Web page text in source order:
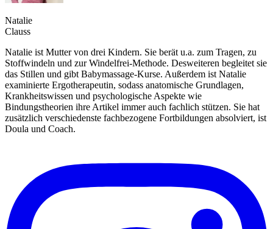
Natalie
Clauss
Natalie ist Mutter von drei Kindern. Sie berät u.a. zum Tragen, zu
Stoffwindeln und zur Windelfrei-Methode. Desweiteren begleitet sie
das Stillen und gibt Babymassage-Kurse. Außerdem ist Natalie
examinierte Ergotherapeutin, sodass anatomische Grundlagen,
Krankheitswissen und psychologische Aspekte wie
Bindungstheorien ihre Artikel immer auch fachlich stützen. Sie hat
zusätzlich verschiedenste fachbezogene Fortbildungen absolviert, ist
Doula und Coach.